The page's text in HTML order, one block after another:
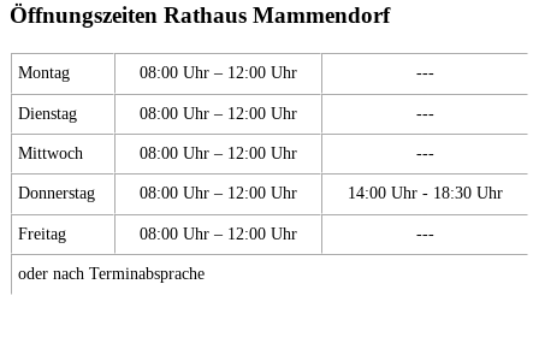
Öffnungszeiten Rathaus Mammendorf
Montag 08:00 Uhr – 12:00 Uhr ---
Dienstag 08:00 Uhr – 12:00 Uhr ---
Mittwoch 08:00 Uhr – 12:00 Uhr ---
Donnerstag 08:00 Uhr – 12:00 Uhr 14:00 Uhr - 18:30 Uhr
Freitag 08:00 Uhr – 12:00 Uhr ---
oder nach Terminabsprache